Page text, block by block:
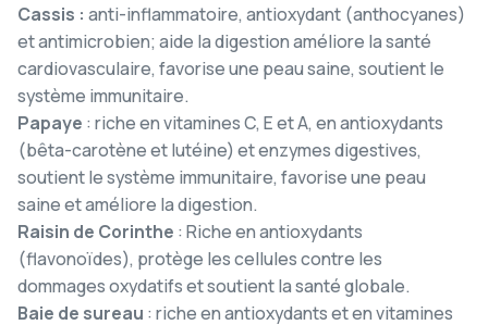
Cassis : anti-inflammatoire, antioxydant (anthocyanes)
et antimicrobien; aide la digestion améliore la santé
cardiovasculaire, favorise une peau saine, soutient le
système immunitaire.
Papaye : riche en vitamines C, E et A, en antioxydants
(bêta-carotène et lutéine) et enzymes digestives,
soutient le système immunitaire, favorise une peau
saine et améliore la digestion.
Raisin de Corinthe : Riche en antioxydants
(flavonoïdes), protège les cellules contre les
dommages oxydatifs et soutient la santé globale.
Baie de sureau : riche en antioxydants et en vitamines